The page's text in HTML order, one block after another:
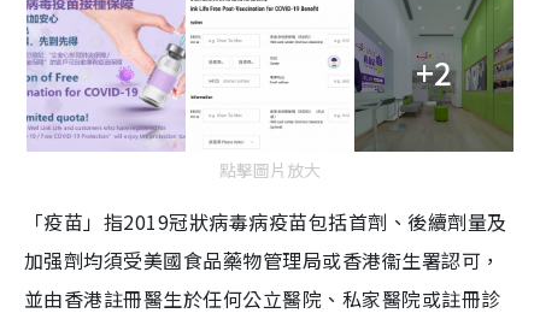
+2
點擊圖片放大
「疫苗」指2019冠狀病毒病疫苗包括首劑、後續劑量及
加强劑均須受美國食品藥物管理局或香港衞生署認可，
並由香港註冊醫生於任何公立醫院、私家醫院或註冊診